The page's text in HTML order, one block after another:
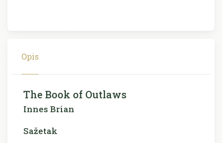
Opis
The Book of Outlaws
Innes Brian
Sažetak